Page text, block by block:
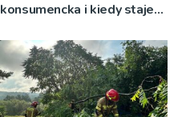
konsumencka i kiedy staje
wyjściem?